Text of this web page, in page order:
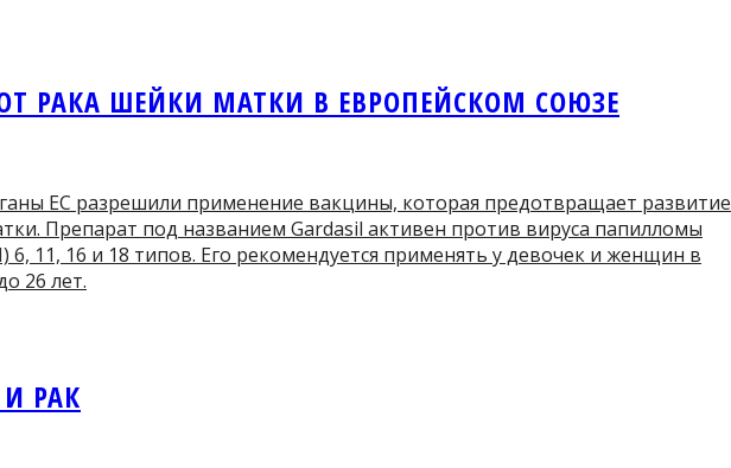
РАКА ШЕЙКИ МАТКИ В ЕВРОПЕЙСКОМ СОЮЗЕ
ЕС разрешили применение вакцины, которая предотвращает развитие
Препарат под названием Gardasil активен против вируса папилломы
6, 11, 16 и 18 типов. Его рекомендуется применять у девочек и женщин в
26 лет.
РАК